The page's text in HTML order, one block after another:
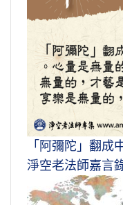
「阿彌陀」翻成
淨空老法師嘉言